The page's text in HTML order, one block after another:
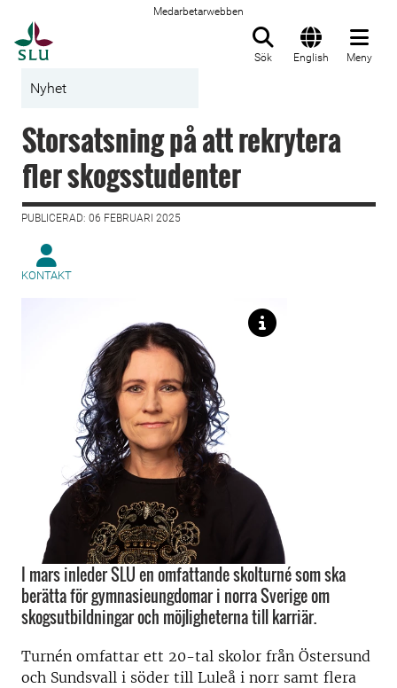
Medarbetarwebben
Sök English Meny
Nyhet
Storsatsning på att rekrytera
fler skogsstudenter
PUBLICERAD: 06 FEBRUARI 2025
KONTAKT
I mars inleder SLU en omfattande skolturné som ska
berätta för gymnasieungdomar i norra Sverige om
skogsutbildningar och möjligheterna till karriär.
Turnén omfattar ett 20-tal skolor från Östersund
och Sundsvall i söder till Luleå i norr samt flera